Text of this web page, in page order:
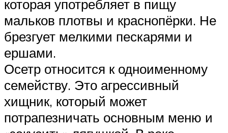
которая употребляет в пищу
мальков плотвы и краснопёрки. Не
брезгует мелкими пескарями и
ершами.
Осетр относится к одноименному
семейству. Это агрессивный
хищник, который может
потрапезничать основным меню и